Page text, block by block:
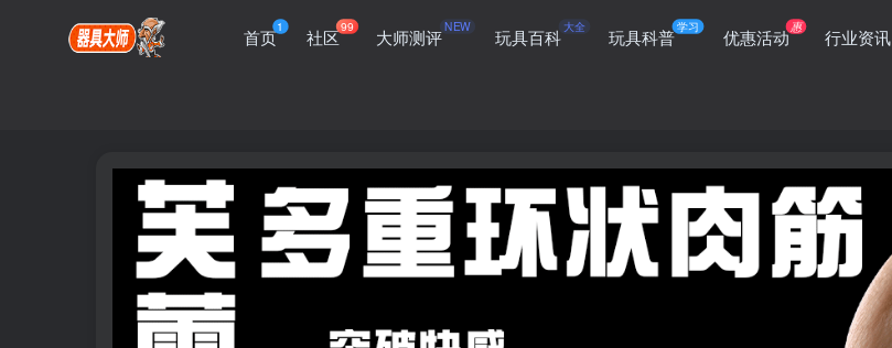
首页1 社区99 大师测评NEW 玩具百科大全 玩具科普学习 优惠活动惠 行业资讯